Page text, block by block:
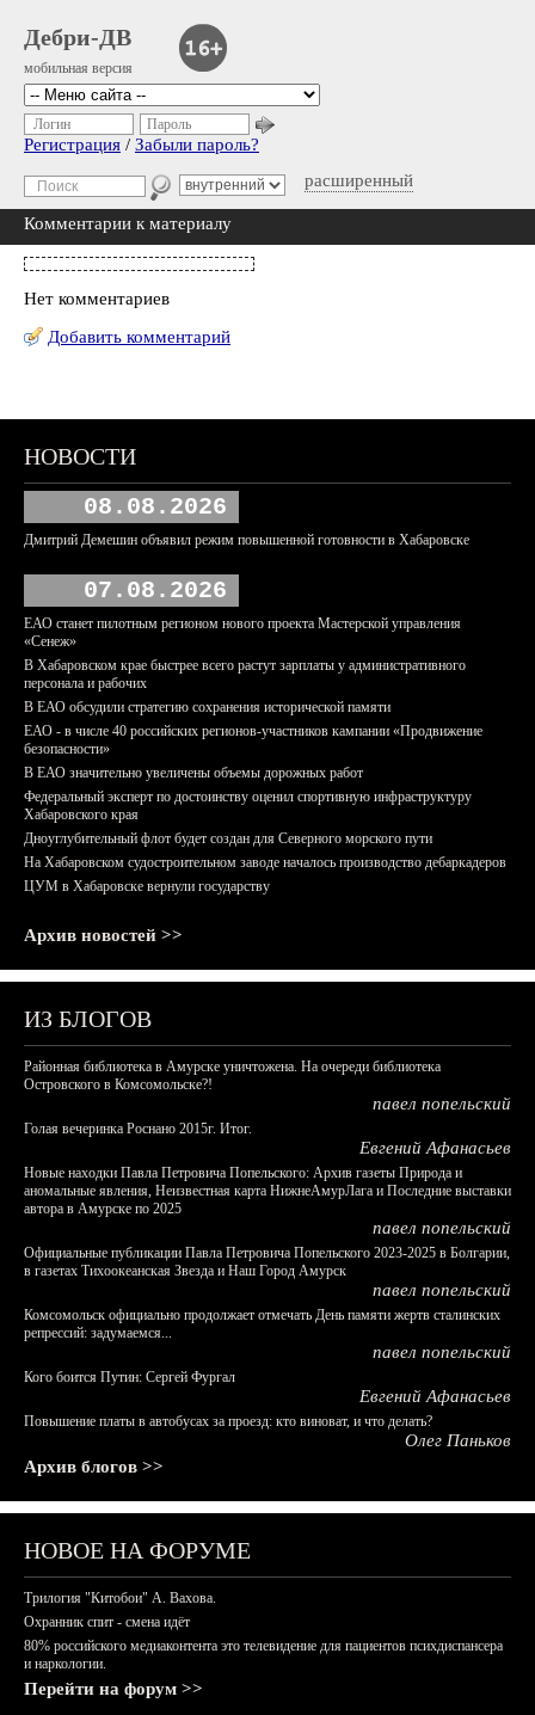
Дебри-ДВ
мобильная версия
расширенный
Логин Пароль
Регистрация / Забыли пароль?
Комментарии к материалу
Нет комментариев
Добавить комментарий
НОВОСТИ
08.08.2026
Дмитрий Демешин объявил режим повышенной готовности в Хабаровске
07.08.2026
ЕАО станет пилотным регионом нового проекта Мастерской управления
«Сенеж»
В Хабаровском крае быстрее всего растут зарплаты у административного
персонала и рабочих
В ЕАО обсудили стратегию сохранения исторической памяти
ЕАО - в числе 40 российских регионов-участников кампании «Продвижение
безопасности»
В ЕАО значительно увеличены объемы дорожных работ
Федеральный эксперт по достоинству оценил спортивную инфраструктуру
Хабаровского края
Дноуглубительный флот будет создан для Северного морского пути
На Хабаровском судостроительном заводе началось производство дебаркадеров
ЦУМ в Хабаровске вернули государству
Архив новостей >>
ИЗ БЛОГОВ
Районная библиотека в Амурске уничтожена. На очереди библиотека
Островского в Комсомольске?!
павел попельский
Голая вечеринка Роснано 2015г. Итог.
Евгений Афанасьев
Новые находки Павла Петровича Попельского: Архив газеты Природа и
аномальные явления, Неизвестная карта НижнеАмурЛага и Последние выставки
автора в Амурске по 2025
павел попельский
Официальные публикации Павла Петровича Попельского 2023-2025 в Болгарии,
в газетах Тихоокеанская Звезда и Наш Город Амурск
павел попельский
Комсомольск официально продолжает отмечать День памяти жертв сталинских
репрессий: задумаемся...
павел попельский
Кого боится Путин: Сергей Фургал
Евгений Афанасьев
Повышение платы в автобусах за проезд: кто виноват, и что делать?
Олег Паньков
Архив блогов >>
НОВОЕ НА ФОРУМЕ
Трилогия "Китобои" А. Вахова.
Охранник спит - смена идёт
80% российского медиаконтента это телевидение для пациентов психдиспансера
и наркологии.
Перейти на форум >>